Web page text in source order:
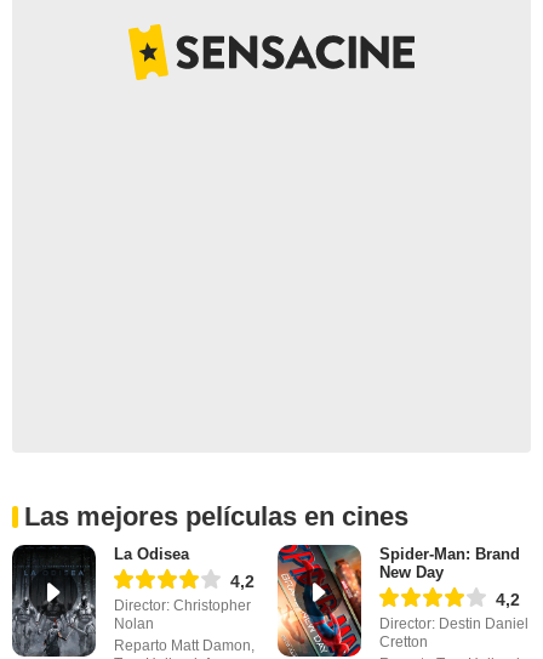
Las mejores películas en cines
La Odisea
4,2
Director: Christopher
Nolan
Reparto Matt Damon,
Spider-Man: Brand
New Day
4,2
Director: Destin Daniel
Cretton